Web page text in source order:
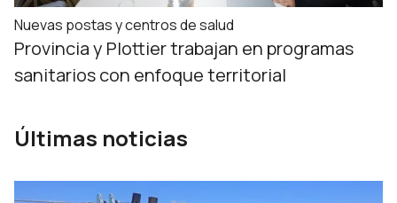
Nuevas postas y centros de salud
Provincia y Plottier trabajan en programas
sanitarios con enfoque territorial
Últimas noticias